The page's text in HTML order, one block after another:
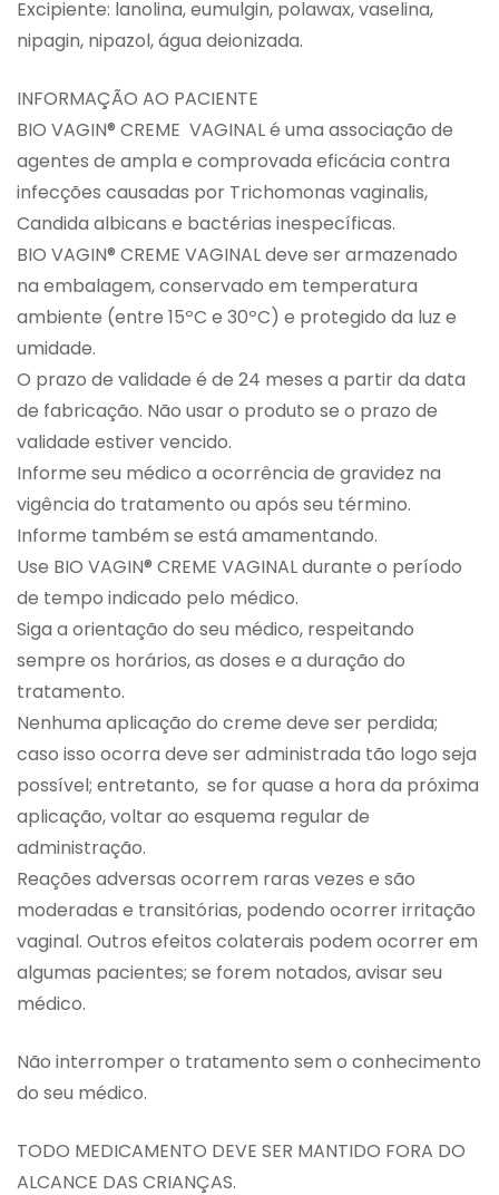
Excipiente: lanolina, eumulgin, polawax, vaselina,
nipagin, nipazol, água deionizada.
INFORMAÇÃO AO PACIENTE
BIO VAGIN® CREME VAGINAL é uma associação de
agentes de ampla e comprovada eficácia contra
infecções causadas por Trichomonas vaginalis,
Candida albicans e bactérias inespecíficas.
BIO VAGIN® CREME VAGINAL deve ser armazenado
na embalagem, conservado em temperatura
ambiente (entre 15ºC e 30ºC) e protegido da luz e
umidade.
O prazo de validade é de 24 meses a partir da data
de fabricação. Não usar o produto se o prazo de
validade estiver vencido.
Informe seu médico a ocorrência de gravidez na
vigência do tratamento ou após seu término.
Informe também se está amamentando.
Use BIO VAGIN® CREME VAGINAL durante o período
de tempo indicado pelo médico.
Siga a orientação do seu médico, respeitando
sempre os horários, as doses e a duração do
tratamento.
Nenhuma aplicação do creme deve ser perdida;
caso isso ocorra deve ser administrada tão logo seja
possível; entretanto, se for quase a hora da próxima
aplicação, voltar ao esquema regular de
administração.
Reações adversas ocorrem raras vezes e são
moderadas e transitórias, podendo ocorrer irritação
vaginal. Outros efeitos colaterais podem ocorrer em
algumas pacientes; se forem notados, avisar seu
médico.
Não interromper o tratamento sem o conhecimento
do seu médico.
TODO MEDICAMENTO DEVE SER MANTIDO FORA DO
ALCANCE DAS CRIANÇAS.